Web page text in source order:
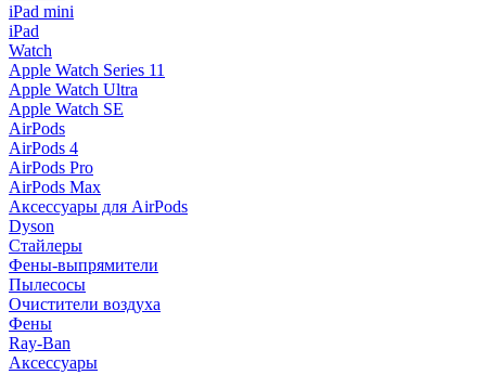
iPad mini
iPad
Watch
Apple Watch Series 11
Apple Watch Ultra
Apple Watch SE
AirPods
AirPods 4
AirPods Pro
AirPods Max
Аксессуары для AirPods
Dyson
Стайлеры
Фены-выпрямители
Пылесосы
Очистители воздуха
Фены
Ray-Ban
Аксессуары